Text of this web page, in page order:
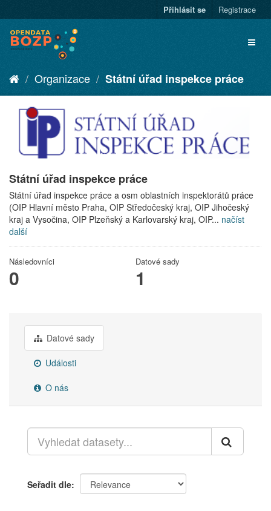
Přihlásit se Registrace
Organizace Státní úřad inspekce práce
Státní úřad inspekce práce
Státní úřad inspekce práce a osm oblastních inspektorátů práce
(OIP Hlavní město Praha, OIP Středočeský kraj, OIP Jihočeský
kraj a Vysočina, OIP Plzeňský a Karlovarský kraj, OIP... načíst
další
Následovníci
0
Datové sady
1
Datové sady
Události
O nás
Seřadit dle